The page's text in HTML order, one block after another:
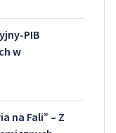
PIB
w
na Fali” – Z